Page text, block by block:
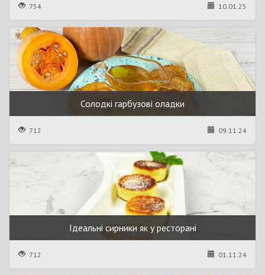
754 10.01.25
Солодкі гарбузові оладки
712 09.11.24
Ідеальні сирники як у ресторані
712 01.11.24